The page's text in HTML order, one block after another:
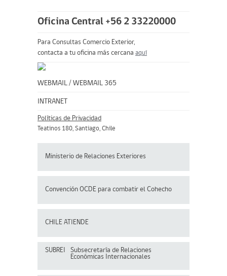
Oficina Central +56 2 33220000
Para Consultas Comercio Exterior,
contacta a tu oficina más cercana aquí
WEBMAIL / WEBMAIL 365
INTRANET
Políticas de Privacidad
Teatinos 180, Santiago, Chile
Ministerio de Relaciones Exteriores
Convención OCDE para combatir el Cohecho
CHILE ATIENDE
SUBREI
Subsecretaría de Relaciones
Económicas Internacionales